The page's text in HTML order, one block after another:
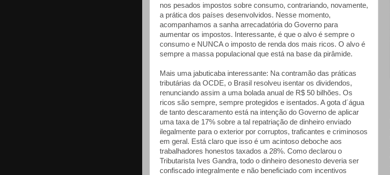
nos pesados impostos sobre consumo, contrariando, novamente,
a prática dos países desenvolvidos. Nesse momento,
acompanhamos a sanha arrecadatória do Governo para
aumentar os impostos. Interessante, é que o alvo é sempre o
consumo e NUNCA o imposto de renda dos mais ricos. O alvo é
sempre a massa populacional que está na base da pirâmide.
Mais uma jabuticaba interessante: Na contramão das práticas
tributárias da OCDE, o Brasil resolveu isentar os dividendos,
renunciando assim a uma bolada anual de R$ 50 bilhões. Os
ricos são sempre, sempre protegidos e isentados. A gota d´água
de tanto descaramento está na intenção do Governo de aplicar
uma taxa de 17% sobre a tal repatriação de dinheiro enviado
ilegalmente para o exterior por corruptos, traficantes e criminosos
em geral. Está claro que isso é um acintoso deboche aos
trabalhadores honestos taxados a 28%. Como declarou o
Tributarista Ives Gandra, todo o dinheiro desonesto deveria ser
confiscado integralmente e não beneficiado com incentivos